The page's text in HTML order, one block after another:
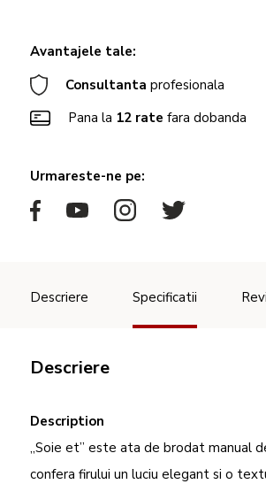
Avantajele tale:
Consultanta profesionala
Pana la 12 rate fara dobanda
Urmareste-ne pe:
Descriere Specificatii
Descriere
Description
„Soie et” este ata de brodat manual
confera firului un luciu elegant si o